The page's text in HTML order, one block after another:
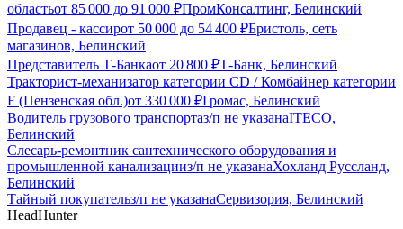
областьот 85 000 до 91 000 ₽ПромКонсалтинг, Белинский
Продавец - кассирот 50 000 до 54 400 ₽Бристоль, сеть
магазинов, Белинский
Представитель Т-Банкаот 20 800 ₽Т-Банк, Белинский
Тракторист-механизатор категории CD / Комбайнер категории
F (Пензенская обл.)от 330 000 ₽Громас, Белинский
Водитель грузового транспортаз/п не указанаITECO,
Белинский
Слесарь-ремонтник сантехнического оборудования и
промышленной канализацииз/п не указанаХохланд Руссланд,
Белинский
Тайный покупательз/п не указанаСервизория, Белинский
HeadHunter